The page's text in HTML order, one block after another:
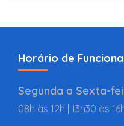
Horário de
Segunda a Sexta-
08h às 12h | 13h30 às